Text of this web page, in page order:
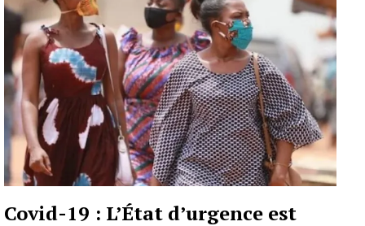
Covid-19 : L’État d’urgence est